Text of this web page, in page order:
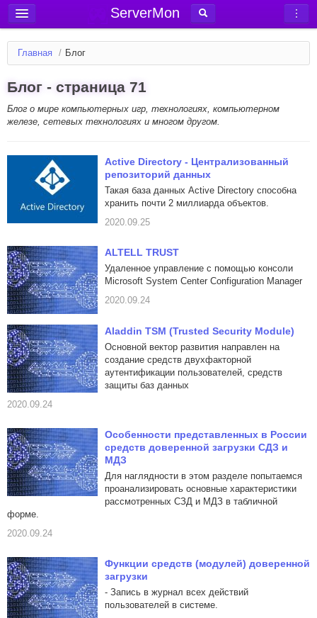
ServerMon
Добавить сервер
Мониторинг серверов
Новости
Блог
Форум
Вход в аккаунт
Главная / Блог
Блог - страница 71
Блог о мире компьютерных игр, технологиях, компьютерном
железе, сетевых технологиях и многом другом.
Active Directory - Централизованный
репозиторий данных
Такая база данных Active Directory способна
хранить почти 2 миллиарда объектов.
2020.09.25
ALTELL TRUST
Удаленное управление с помощью консоли
Microsoft System Center Configuration Manager
2020.09.24
Aladdin TSM (Trusted Security Module)
Основной вектор развития направлен на
создание средств двухфакторной
аутентификации пользователей, средств
защиты баз данных
2020.09.24
Особенности представленных в России
средств доверенной загрузки СДЗ и
МДЗ
Для наглядности в этом разделе попытаемся
проанализировать основные характеристики
рассмотренных СЗД и МДЗ в табличной
форме.
2020.09.24
Функции средств (модулей) доверенной
загрузки
- Запись в журнал всех действий
пользователей в системе.